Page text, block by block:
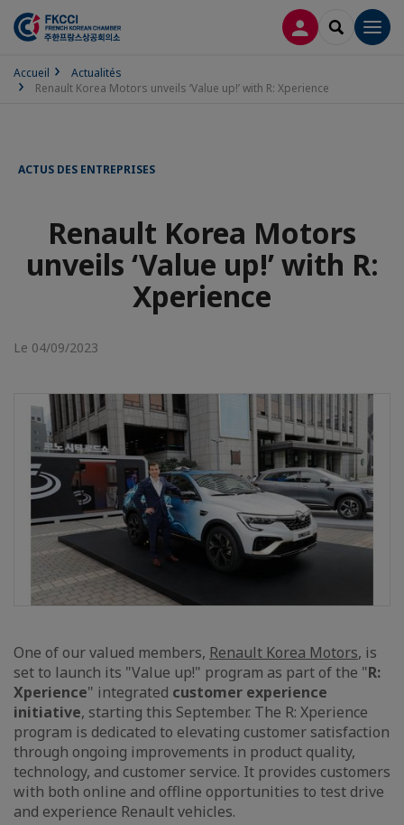
CONNEXION
Accueil
Actualités
Renault Korea Motors unveils ‘Value up!’ with R: Xperience
ACTUS DES ENTREPRISES
Renault Korea Motors
unveils ‘Value up!’ with R:
Xperience
Le 04/09/2023
One of our valued members, Renault Korea Motors, is
set to launch its "Value up!" program as part of the "R:
Xperience" integrated customer experience
initiative, starting this September. The R: Xperience
program is dedicated to elevating customer satisfaction
through ongoing improvements in product quality,
technology, and customer service. It provides customers
with both online and offline opportunities to test drive
and experience Renault vehicles.